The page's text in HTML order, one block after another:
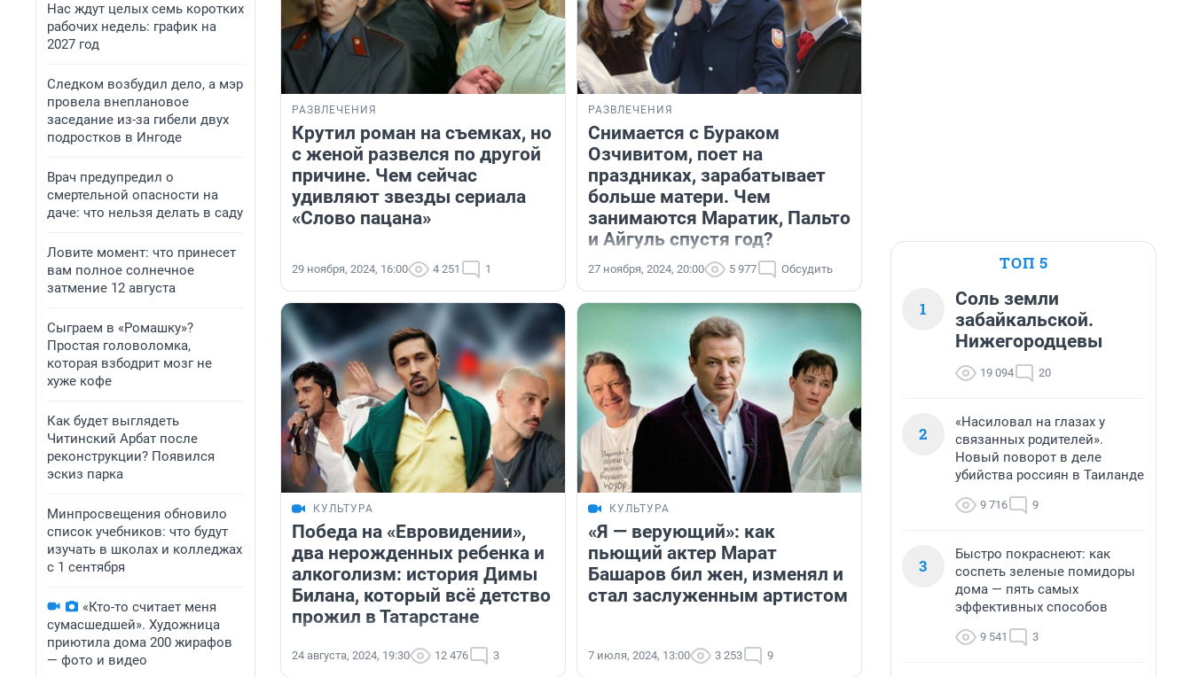
Нас ждут целых семь коротких
рабочих недель: график на
2027 год
Следком возбудил дело, а мэр
провела внеплановое
заседание из-за гибели двух
подростков в Ингоде
Врач предупредил о
смертельной опасности на
даче: что нельзя делать в саду
Ловите момент: что принесет
вам полное солнечное
затмение 12 августа
Сыграем в «Ромашку»?
Простая головоломка,
которая взбодрит мозг не
хуже кофе
Как будет выглядеть
Читинский Арбат после
реконструкции? Появился
эскиз парка
Минпросвещения обновило
список учебников: что будут
изучать в школах и колледжах
с 1 сентября
«Кто-то считает меня
сумасшедшей». Художница
приютила дома 200 жирафов
— фото и видео
РАЗВЛЕЧЕНИЯ
Крутил роман на съемках, но
с женой развелся по другой
причине. Чем сейчас
удивляют звезды сериала
«Слово пацана»
29 ноября, 2024, 16:00 4 251 1
РАЗВЛЕЧЕНИЯ
Снимается с Бураком
Озчивитом, поет на
праздниках, зарабатывает
больше матери. Чем
занимаются Маратик, Пальто
и Айгуль спустя год?
27 ноября, 2024, 20:00 5 977 Обсудить
КУЛЬТУРА
Победа на «Евровидении»,
два нерожденных ребенка и
алкоголизм: история Димы
Билана, который всё детство
прожил в Татарстане
24 августа, 2024, 19:30 12 476 3
КУЛЬТУРА
«Я — верующий»: как
пьющий актер Марат
Башаров бил жен, изменял и
стал заслуженным артистом
7 июля, 2024, 13:00 3 253 9
ТОП 5
1
Соль земли
забайкальской.
Нижегородцевы
19 094 20
2
«Насиловал на глазах у
связанных родителей».
Новый поворот в деле
убийства россиян в Таиланде
9 716 9
3
Быстро покраснеют: как
соспеть зеленые помидоры
дома — пять самых
эффективных способов
9 541 3